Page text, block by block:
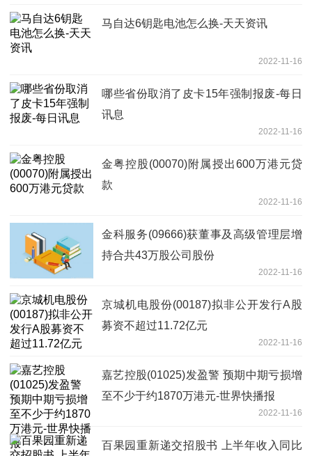
马自达6钥匙电池怎么换-天天资讯
2022-11-16
哪些省份取消了皮卡15年强制报废-每日
讯息
2022-11-16
金粤控股(00070)附属授出600万港元贷
款
2022-11-16
金科服务(09666)获董事及高级管理层增
持合共43万股公司股份
2022-11-16
京城机电股份(00187)拟非公开发行A股
募资不超过11.72亿元
2022-11-16
嘉艺控股(01025)发盈警 预期中期亏损增
至不少于约1870万港元-世界快播报
2022-11-16
百果园重新递交招股书 上半年收入同比